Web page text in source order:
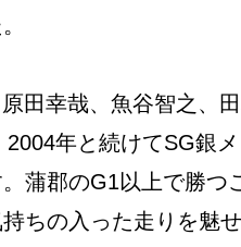
田幸哉、魚谷智之、
2004年と続けてSG銀
蒲郡のG1以上で勝つ
ちの入った走りを魅